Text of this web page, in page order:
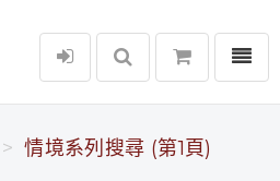
選單
情境系列搜尋 (第1頁)